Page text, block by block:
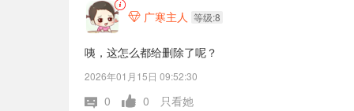
 广寒主人 等级:8
咦，这怎么都给删除了呢？
2026年01月15日 09:52:30
0 0 只看她